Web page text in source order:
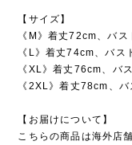
【サイズ】
《M》着丈72cm、バ
《L》着丈74cm、バ
《XL》着丈76cm、バ
《2XL》着丈78cm、
【お届けについて】
こちらの商品は海外店